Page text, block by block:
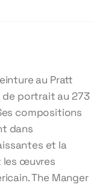
au Pratt
portrait au 273
compositions
dans
et la
les œuvres
The Manger